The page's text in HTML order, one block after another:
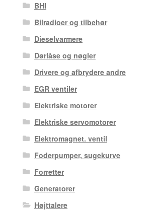
BHI
Bilradioer og tilbehør
Dieselvarmere
Dørlåse og nøgler
Drivere og afbrydere andre
EGR ventiler
Elektriske motorer
Elektriske servomotorer
Elektromagnet. ventil
Foderpumper, sugekurve
Forretter
Generatorer
Højttalere